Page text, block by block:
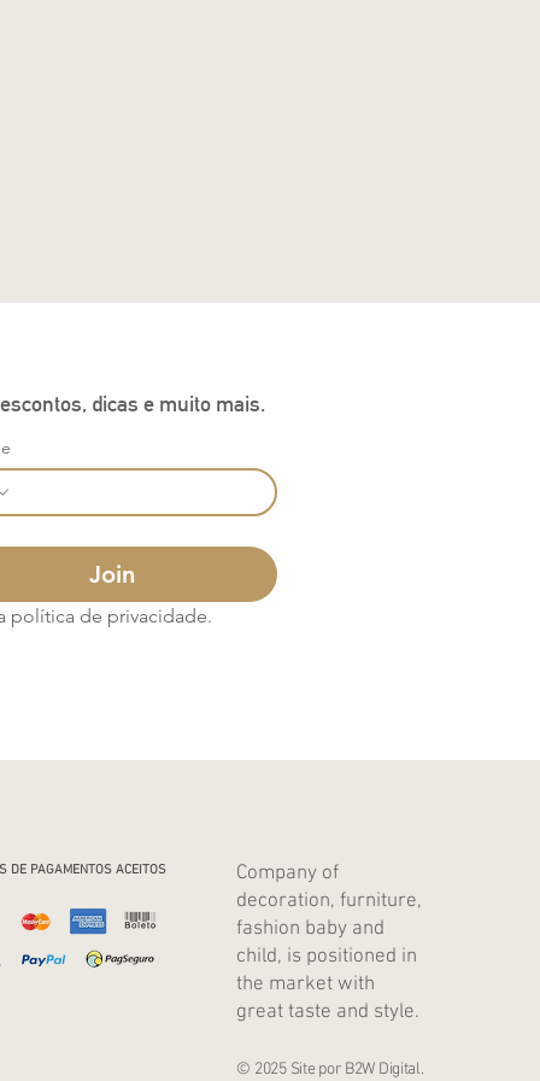
dicas e muito mais.
Join
política de privacidade.
DE PAGAMENTOS ACEITOS
Company of
decoration, furniture,
fashion baby and
child, is positioned in
the market with
great taste and style.
© 2025 Site por B2W Digital.